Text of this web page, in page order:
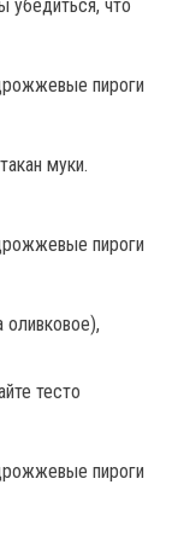
убедиться, что
муки.
оливковое),
тесто